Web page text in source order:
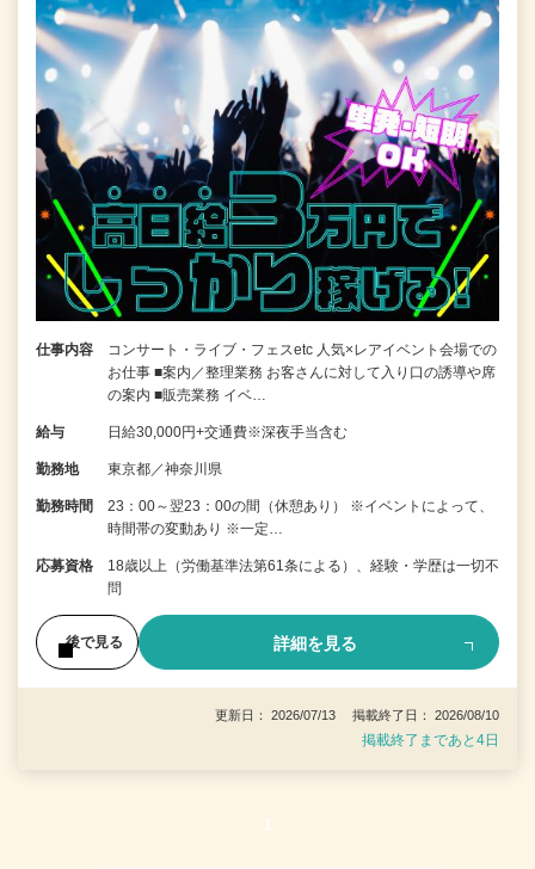
仕事内容
コンサート・ライブ・フェスetc 人気×レアイベント会場での
お仕事 ■案内／整理業務 お客さんに対して入り口の誘導や席
の案内 ■販売業務 イベ…
給与 日給30,000円+交通費※深夜手当含む
勤務地 東京都／神奈川県
勤務時間
23：00～翌23：00の間（休憩あり） ※イベントによって、
時間帯の変動あり ※一定…
応募資格
18歳以上（労働基準法第61条による）、経験・学歴は一切不
問
後で見る 詳細を見る
更新日： 2026/07/13 掲載終了日： 2026/08/10
掲載終了まであと4日
1